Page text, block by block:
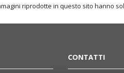
29
riprodotte in questo sito hanno
CONTATTI